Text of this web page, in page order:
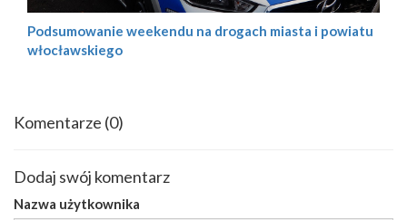
Podsumowanie weekendu na drogach miasta i powiatu
włocławskiego
Komentarze (0)
Dodaj swój komentarz
Nazwa użytkownika